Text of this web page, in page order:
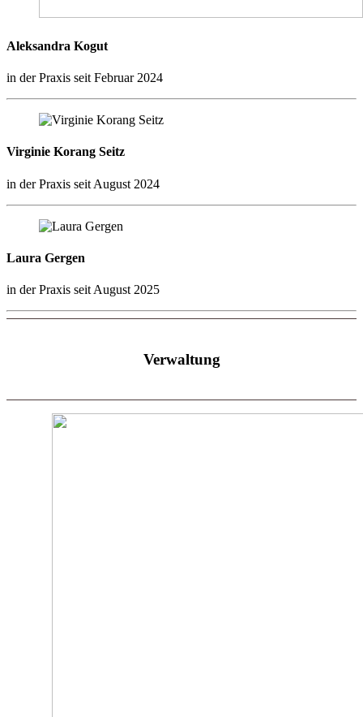
Aleksandra Kogut
in der Praxis seit Februar 2024
Virginie Korang Seitz
in der Praxis seit August 2024
Laura Gergen
in der Praxis seit August 2025
Verwaltung